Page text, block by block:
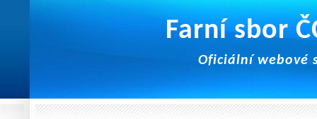
Farní sbor
Oficiální webové